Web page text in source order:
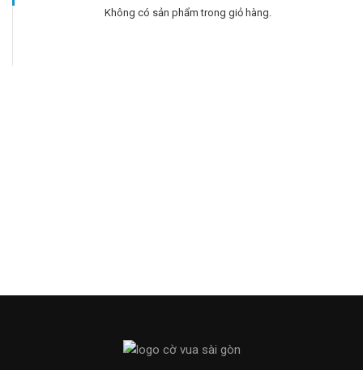
Không có sản phẩm trong giỏ hàng.